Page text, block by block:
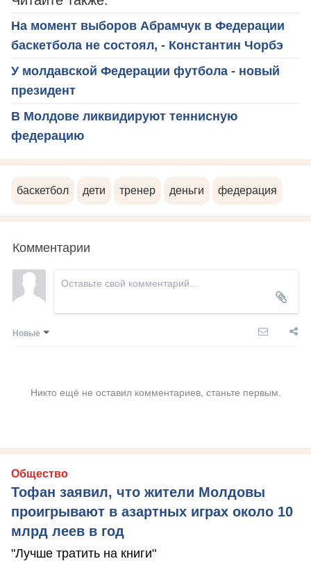
На момент выборов Абрамчук в Федерации
баскетбола не состоял, - Константин Чорбэ
У молдавской Федерации футбола - новый
президент
В Молдове ликвидируют теннисную
федерацию
баскетбол дети тренер деньги федерация
Комментарии
Новые
Никто ещё не оставил комментариев, станьте первым.
Общество
Тофан заявил, что жители Молдовы
проигрывают в азартных играх около 10
млрд леев в год
"Лучше тратить на книги"